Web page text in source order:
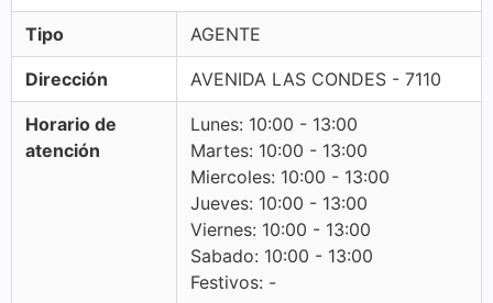
Tipo AGENTE
Dirección AVENIDA LAS CONDES - 7110
Horario de
atención
Lunes: 10:00 - 13:00
Martes: 10:00 - 13:00
Miercoles: 10:00 - 13:00
Jueves: 10:00 - 13:00
Viernes: 10:00 - 13:00
Sabado: 10:00 - 13:00
Festivos: -